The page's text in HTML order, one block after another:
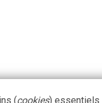
(cookies) essentiels